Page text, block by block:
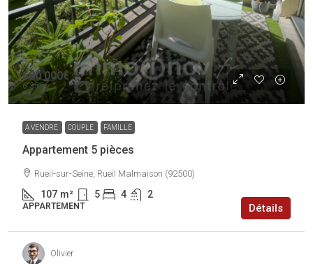
680 000€
6 355€
A VENDRE COUPLE FAMILLE
Appartement 5 pièces
Rueil-sur-Seine, Rueil Malmaison (92500)
107 m² 5 4 2
APPARTEMENT Détails
Olivier